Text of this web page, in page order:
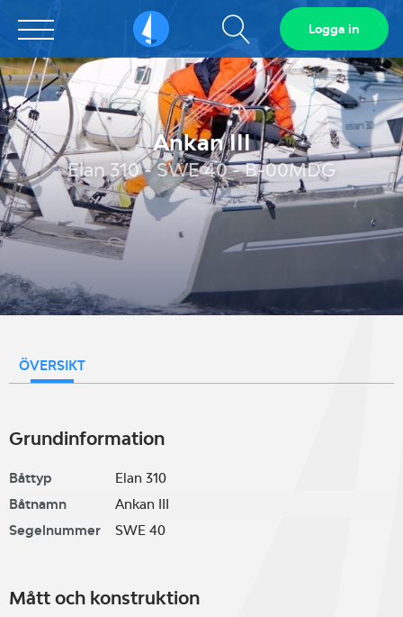
Sailarena Visa
sökfält
Logga in
Ankan III
Elan 310 - SWE 40 - B-00MDG
ÖVERSIKT
Grundinformation
Båttyp
Elan 310
Båtnamn
Ankan III
Segelnummer
SWE 40
Mått och konstruktion